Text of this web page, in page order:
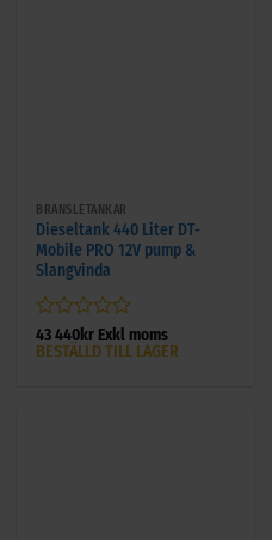
BRÄNSLETANKAR
Dieseltank 440 Liter DT-
Mobile PRO 12V pump &
Slangvinda
Betygsatt
0
43 440kr Exkl moms
BESTÄLLD TILL LAGER